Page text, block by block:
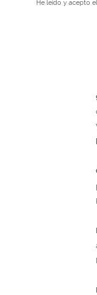
He leído y acepto el